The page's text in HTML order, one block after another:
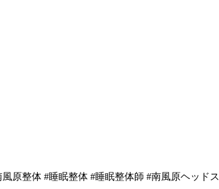
原整体 #睡眠整体 #睡眠整体師 #南風原ヘッドス